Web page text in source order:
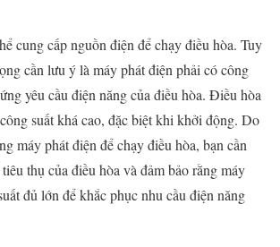
cung cấp nguồn điện để chạy điều hòa. Tuy
cần lưu ý là máy phát điện phải có công
yêu cầu điện năng của điều hòa. Điều hòa
suất khá cao, đặc biệt khi khởi động. Do
máy phát điện để chạy điều hòa, bạn cần
thụ của điều hòa và đảm bảo rằng máy
đủ lớn để khắc phục nhu cầu điện năng